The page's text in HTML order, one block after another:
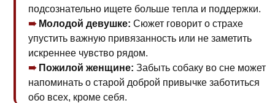
подсознательно ищете больше тепла и поддержки.
Молодой девушке: Сюжет говорит о страхе
упустить важную привязанность или не заметить
искреннее чувство рядом.
Пожилой женщине: Забыть собаку во сне может
напоминать о старой доброй привычке заботиться
обо всех, кроме себя.